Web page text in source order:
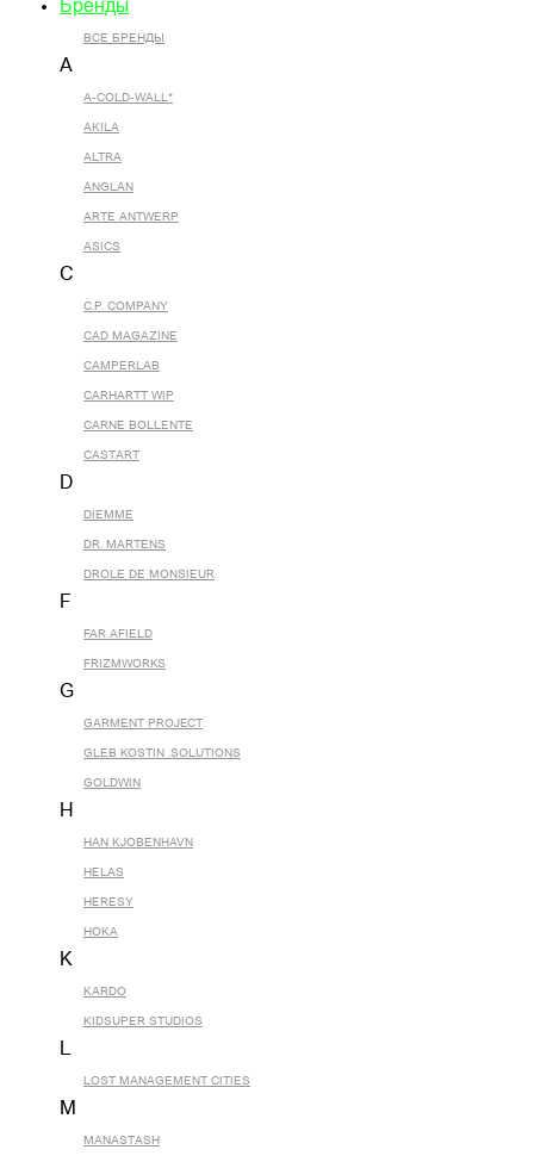
Бренды
ВСЕ БРЕНДЫ
A
A-COLD-WALL*
AKILA
ALTRA
ANGLAN
ARTE ANTWERP
ASICS
C
C.P. COMPANY
CAD MAGAZINE
CAMPERLAB
CARHARTT WIP
CARNE BOLLENTE
CASTART
D
DIEMME
DR. MARTENS
DROLE DE MONSIEUR
F
FAR AFIELD
FRIZMWORKS
G
GARMENT PROJECT
GLEB KOSTIN .SOLUTIONS
GOLDWIN
H
HAN KJOBENHAVN
HELAS
HERESY
HOKA
K
KARDO
KIDSUPER STUDIOS
L
LOST MANAGEMENT CITIES
M
MANASTASH